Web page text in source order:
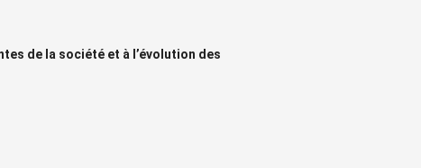
de la société et à l’évolution des